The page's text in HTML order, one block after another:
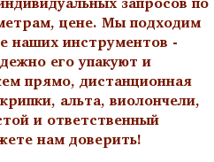
цене. Мы подходим
наших инструментов -
его упакуют и
прямо, дистанционная
альта, виолончели,
и ответственный
нам доверить!